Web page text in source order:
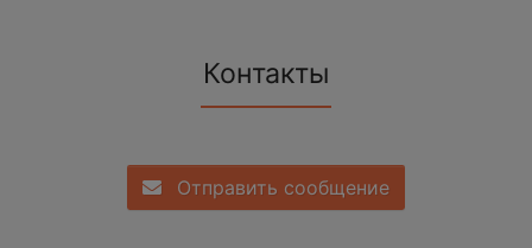
Контакты
Отправить сообщение